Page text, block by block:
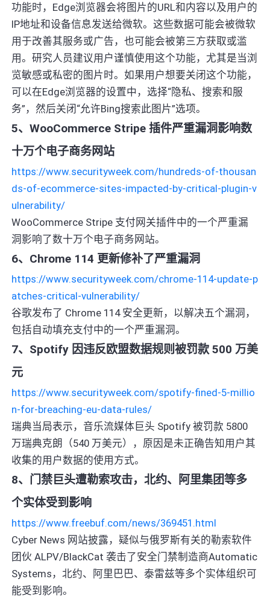
功能时，Edge浏览器会将图片的URL和内容以及用户的
IP地址和设备信息发送给微软。这些数据可能会被微软
用于改善其服务或广告，也可能会被第三方获取或滥
用。研究人员建议用户谨慎使用这个功能，尤其是当浏
览敏感或私密的图片时。如果用户想要关闭这个功能，
可以在Edge浏览器的设置中，选择“隐私、搜索和服
务”，然后关闭“允许Bing搜索此图片”选项。
5、WooCommerce Stripe 插件严重漏洞影响数
十万个电子商务网站
https://www.securityweek.com/hundreds-of-thousan
ds-of-ecommerce-sites-impacted-by-critical-plugin-v
ulnerability/
WooCommerce Stripe 支付网关插件中的一个严重漏
洞影响了数十万个电子商务网站。
6、Chrome 114 更新修补了严重漏洞
https://www.securityweek.com/chrome-114-update-p
atches-critical-vulnerability/
谷歌发布了 Chrome 114 安全更新，以解决五个漏洞，
包括自动填充支付中的一个严重漏洞。
7、Spotify 因违反欧盟数据规则被罚款 500 万美
元
https://www.securityweek.com/spotify-fined-5-millio
n-for-breaching-eu-data-rules/
瑞典当局表示，音乐流媒体巨头 Spotify 被罚款 5800
万瑞典克朗（540 万美元），原因是未正确告知用户其
收集的用户数据的使用方式。
8、门禁巨头遭勒索攻击，北约、阿里集团等多
个实体受到影响
https://www.freebuf.com/news/369451.html
Cyber News 网站披露，疑似与俄罗斯有关的勒索软件
团伙 ALPV/BlackCat 袭击了安全门禁制造商Automatic
Systems，北约、阿里巴巴、泰雷兹等多个实体组织可
能受到影响。